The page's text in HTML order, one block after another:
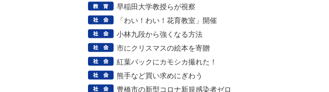
早稲田大学教授らが視察
「わい！わい！花育教室」開催
小林九段から強くなる方法
市にクリスマスの絵本を寄贈
紅葉バックにカモシカ撮れた！
熊手など買い求めにぎわう
豊橋市の新型コロナ新規感染者ゼロ